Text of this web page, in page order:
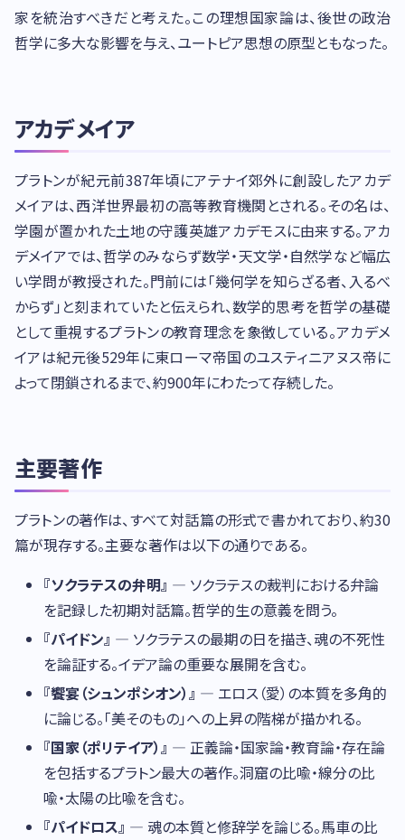
家を統治すべきだと考えた。この理想国家論は、後世の政治
哲学に多大な影響を与え、ユートピア思想の原型ともなった。
アカデメイア
プラトンが紀元前387年頃にアテナイ郊外に創設したアカデ
メイアは、西洋世界最初の高等教育機関とされる。その名は、
学園が置かれた土地の守護英雄アカデモスに由来する。アカ
デメイアでは、哲学のみならず数学・天文学・自然学など幅広
い学問が教授された。門前には「幾何学を知らざる者、入るべ
からず」と刻まれていたと伝えられ、数学的思考を哲学の基礎
として重視するプラトンの教育理念を象徴している。アカデメ
イアは紀元後529年に東ローマ帝国のユスティニアヌス帝に
よって閉鎖されるまで、約900年にわたって存続した。
主要著作
プラトンの著作は、すべて対話篇の形式で書かれており、約30
篇が現存する。主要な著作は以下の通りである。
『ソクラテスの弁明』 — ソクラテスの裁判における弁論
を記録した初期対話篇。哲学的生の意義を問う。
『パイドン』 — ソクラテスの最期の日を描き、魂の不死性
を論証する。イデア論の重要な展開を含む。
『饗宴（シュンポシオン）』 — エロス（愛）の本質を多角的
に論じる。「美そのもの」への上昇の階梯が描かれる。
『国家（ポリテイア）』 — 正義論・国家論・教育論・存在論
を包括するプラトン最大の著作。洞窟の比喩・線分の比
喩・太陽の比喩を含む。
『パイドロス』 — 魂の本質と修辞学を論じる。馬車の比